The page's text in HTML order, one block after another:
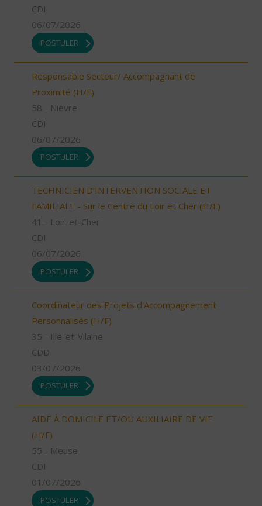
CDI
06/07/2026
POSTULER
Responsable Secteur/ Accompagnant de
Proximité (H/F)
58 - Nièvre
CDI
06/07/2026
POSTULER
TECHNICIEN D’INTERVENTION SOCIALE ET
FAMILIALE - Sur le Centre du Loir et Cher (H/F)
41 - Loir-et-Cher
CDI
06/07/2026
POSTULER
Coordinateur des Projets d'Accompagnement
Personnalisés (H/F)
35 - Ille-et-Vilaine
CDD
03/07/2026
POSTULER
AIDE À DOMICILE ET/OU AUXILIAIRE DE VIE
(H/F)
55 - Meuse
CDI
01/07/2026
POSTULER